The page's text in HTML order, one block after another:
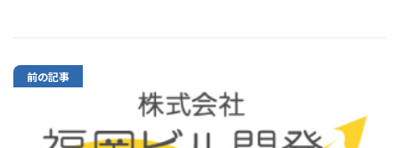
前の記事